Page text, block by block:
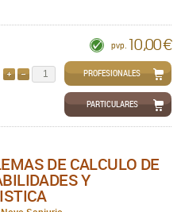
pvp. 10,00 €
QUITARPROFESIONALES
PARTICULARES
DE CALCULO DE
Y